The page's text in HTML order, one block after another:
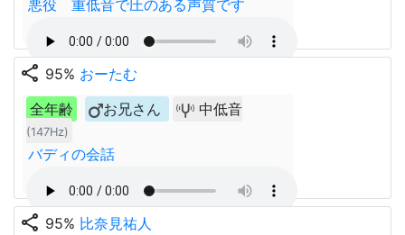
悪役 重低音で圧のある声質です
share 95% おーたむ
全年齢
お兄さん 中低音
(147Hz)
バディの会話
share 95% 比奈見祐人